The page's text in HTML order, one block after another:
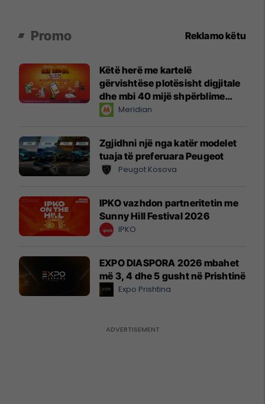
Promo Reklamo këtu
Këtë herë me kartelë
gërvishtëse plotësisht digjitale
dhe mbi 40 mijë shpërblime
instant!Meridian
Zgjidhni një nga katër modelet
tuaja të preferuara Peugeot
Peugot Kosova
IPKO vazhdon partneritetin me
Sunny Hill Festival 2026
IPKO
EXPO DIASPORA 2026 mbahet
më 3, 4 dhe 5 gusht në Prishtinë
Expo Prishtina